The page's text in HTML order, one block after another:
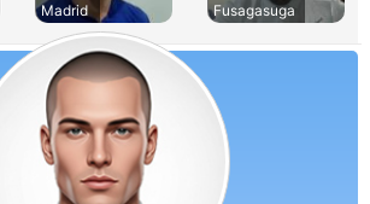
Madrid
Fusagasuga